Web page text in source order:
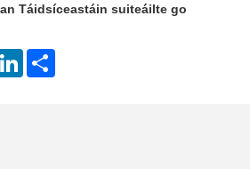
Táidsíceastáin suiteáilte go
LinkedIn